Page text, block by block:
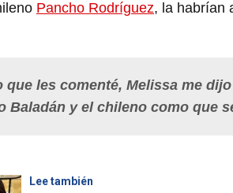
Pancho Rodríguez, la habrían
que les comenté, Melissa me
Baladán y el chileno como que
Lee también